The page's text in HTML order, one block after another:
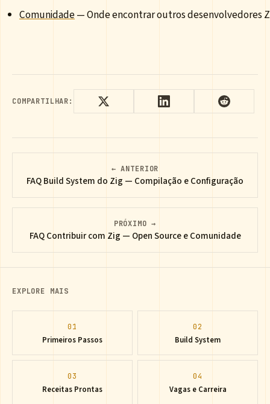
Comunidade— Onde encontrar outros desenvolvedores
COMPARTILHAR:
← ANTERIOR
FAQ Build System do Zig — Compilação e Configuração
PRÓXIMO →
FAQ Contribuir com Zig — Open Source e Comunidade
EXPLORE MAIS
01
Primeiros Passos
02
Build System
03
Receitas Prontas
04
Vagas e Carreira